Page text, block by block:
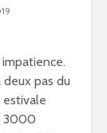
deux pas du
estivale
3000